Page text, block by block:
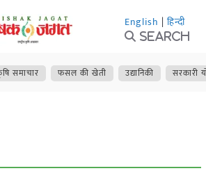
English | हिन्दी
Search
समाचार फसल की खेती उद्यानिकी सरकारी